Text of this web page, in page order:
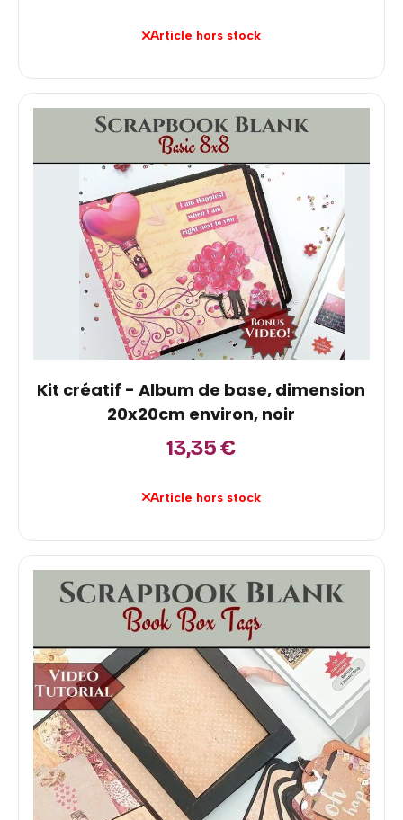
Article hors stock
Kit créatif - Album de base, dimension
20x20cm environ, noir
13,35€
Article hors stock